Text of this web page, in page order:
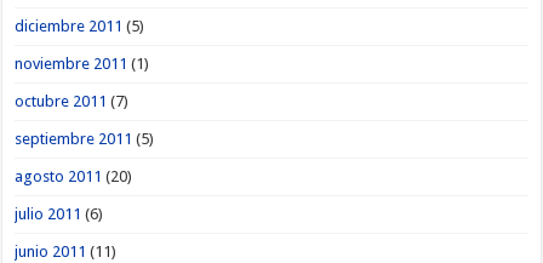
diciembre 2011 (5)
noviembre 2011 (1)
octubre 2011 (7)
septiembre 2011 (5)
agosto 2011 (20)
julio 2011 (6)
junio 2011 (11)